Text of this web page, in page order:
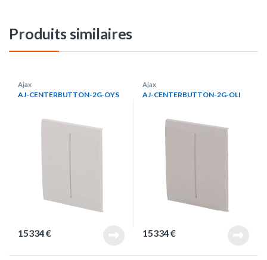
Produits similaires
Ajax
AJ-CENTERBUTTON-2G-OYS
15334€
Ajax
AJ-CENTERBUTTON-2G-OLI
15334€